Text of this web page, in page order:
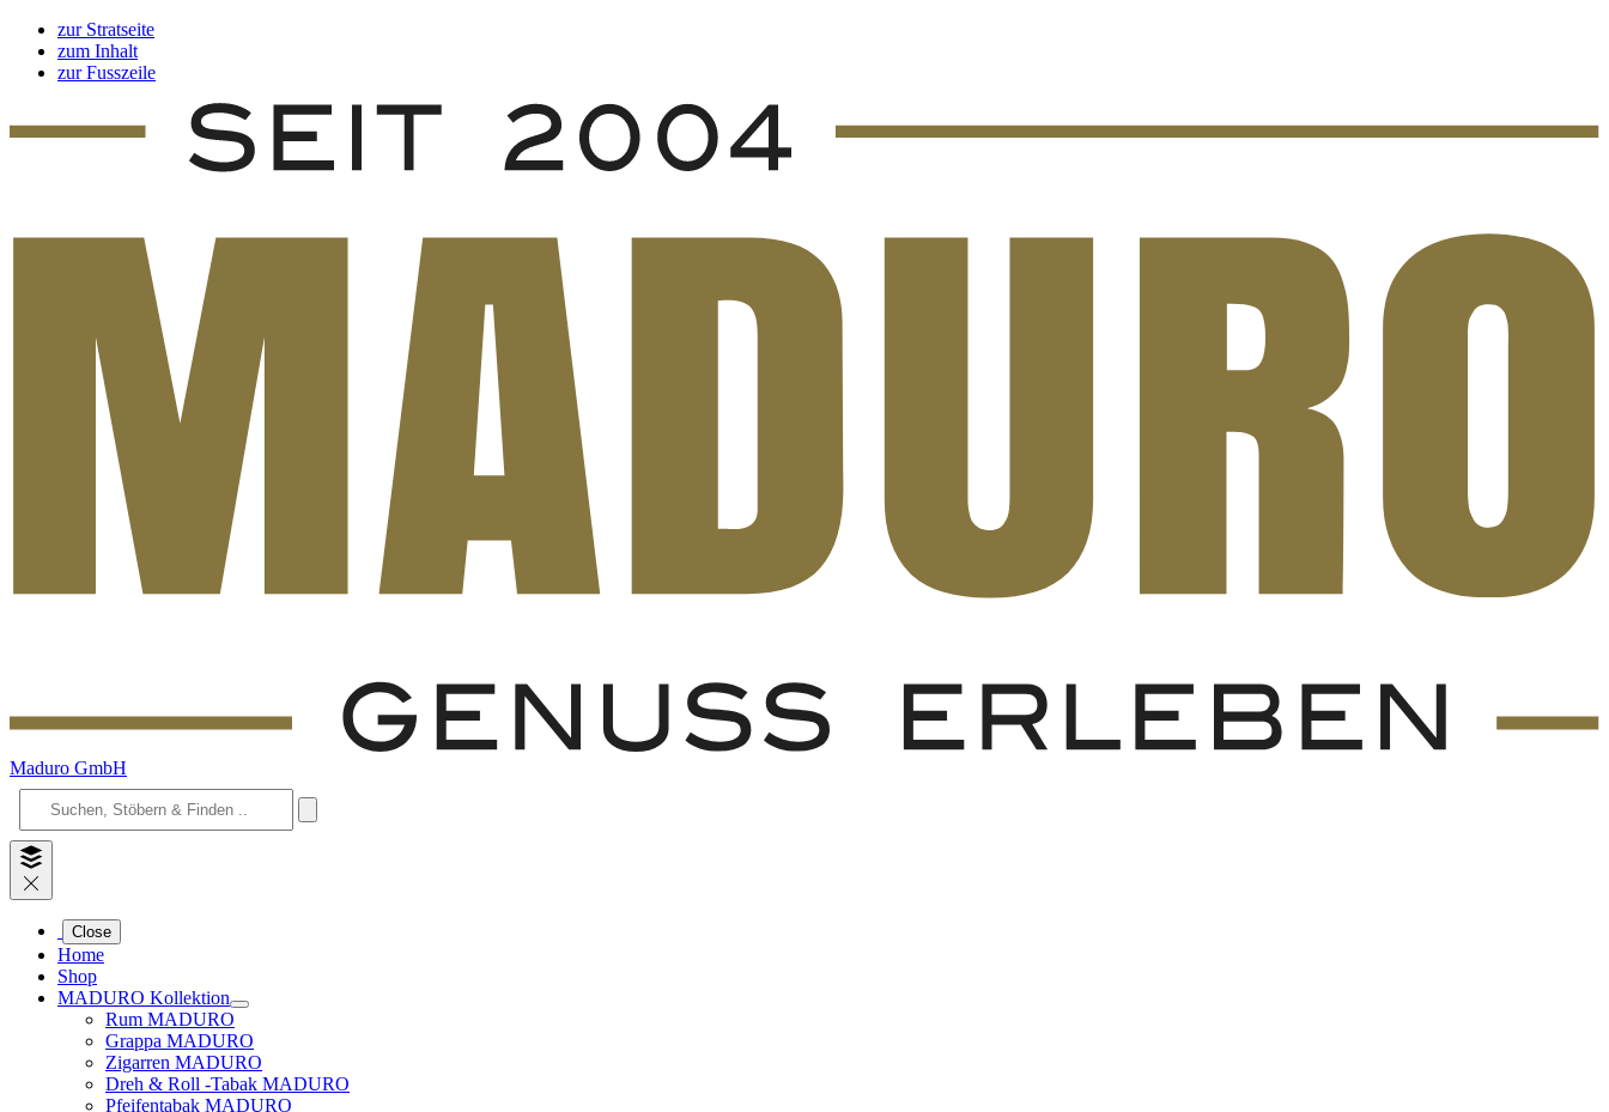
zur Stratseite
zum Inhalt
zur Fusszeile
Maduro GmbH
Close
Home
Shop
MADURO Kollektion
Rum MADURO
Grappa MADURO
Zigarren MADURO
Dreh & Roll -Tabak MADURO
Pfeifentabak MADURO